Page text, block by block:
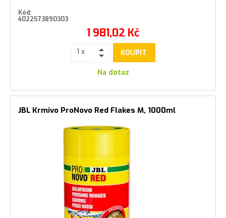
Kód:
4022573890303
1 981,02 Kč
KOUPIT
Na dotaz
JBL Krmivo ProNovo Red Flakes M, 1000ml